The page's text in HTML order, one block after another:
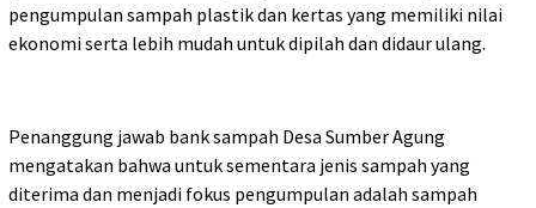
pengumpulan sampah plastik dan kertas yang memiliki nilai
ekonomi serta lebih mudah untuk dipilah dan didaur ulang.
Penanggung jawab bank sampah Desa Sumber Agung
mengatakan bahwa untuk sementara jenis sampah yang
diterima dan menjadi fokus pengumpulan adalah sampah